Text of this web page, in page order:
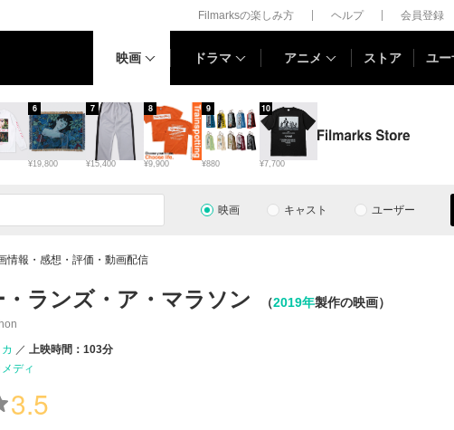
Filmarksの楽しみ方 ヘルプ 会員登録
映画 ドラマ アニメ ストア ユー
¥19,800
6
¥15,400
7
¥9,900
8
¥880
9
¥7,700
10
映画 キャスト ユーザー
情報・感想・評価・動画配信
ランズ・ア・マラソン （2019年製作の映画）
上映時間：103分
メディ
3.5